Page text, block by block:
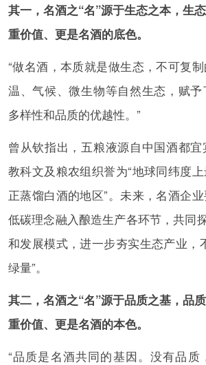
其一，名酒之“名”源于生态之本，生
重价值、更是名酒的底色。
“做名酒，本质就是做生态，不可复
温、气候、微生物等自然生态，赋
多样性和品质的优越性。”
曾从钦指出，五粮液源自中国酒都
教科文及粮农组织誉为“地球同纬度
正蒸馏白酒的地区”。未来，名酒企
低碳理念融入酿造生产各环节，共同
和发展模式，进一步夯实生态产业，
绿量”。
其二，名酒之“名”源于品质之基，品
重价值、更是名酒的本色。
“品质是名酒共同的基因。没有品质